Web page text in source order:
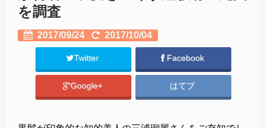
を調査
2017/09/24 2017/10/04
Twitter Facebook
Google+ はてブ